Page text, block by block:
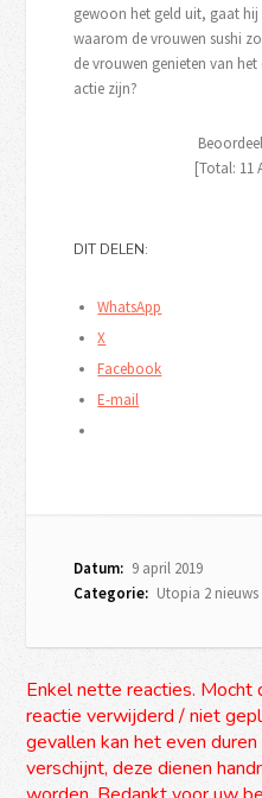
gewoon het geld uit, gaat hij
waarom de vrouwen sushi
de vrouwen genieten van
actie zijn?
[Total: 11
DIT DELEN:
WhatsApp
X
Facebook
E-mail
Datum: 9 april 2019
Categorie: Utopia 2 nieuws
Enkel nette reacties. Mocht
reactie verwijderd / niet
gevallen kan het even
verschijnt, deze dienen